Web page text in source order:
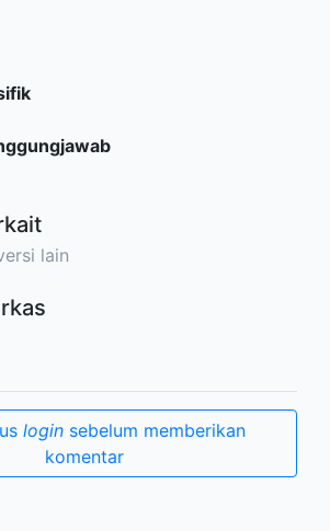
lain
loginsebelum memberikan
komentar